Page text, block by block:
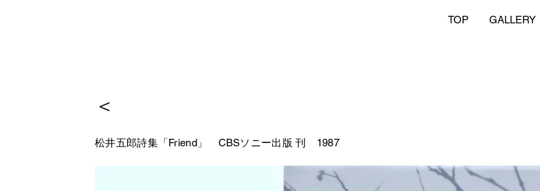
TOP GALLERY
＜
松井五郎詩集「Friend」 CBSソニー出版 刊 1987